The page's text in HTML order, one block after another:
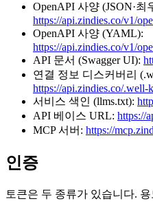
OpenAPI 사양 (JSON·최
https://api.zindies.co/v1/
OpenAPI 사양 (YAML):
https://api.zindies.co/v1/
API 문서 (Swagger UI):
연결 정보 디스커버리
https://api.zindies.co/.well-
서비스 색인 (llms.txt):
API 베이스 URL: https://
MCP 서버: https://
인증
토큰은 두 종류가 있습니다.